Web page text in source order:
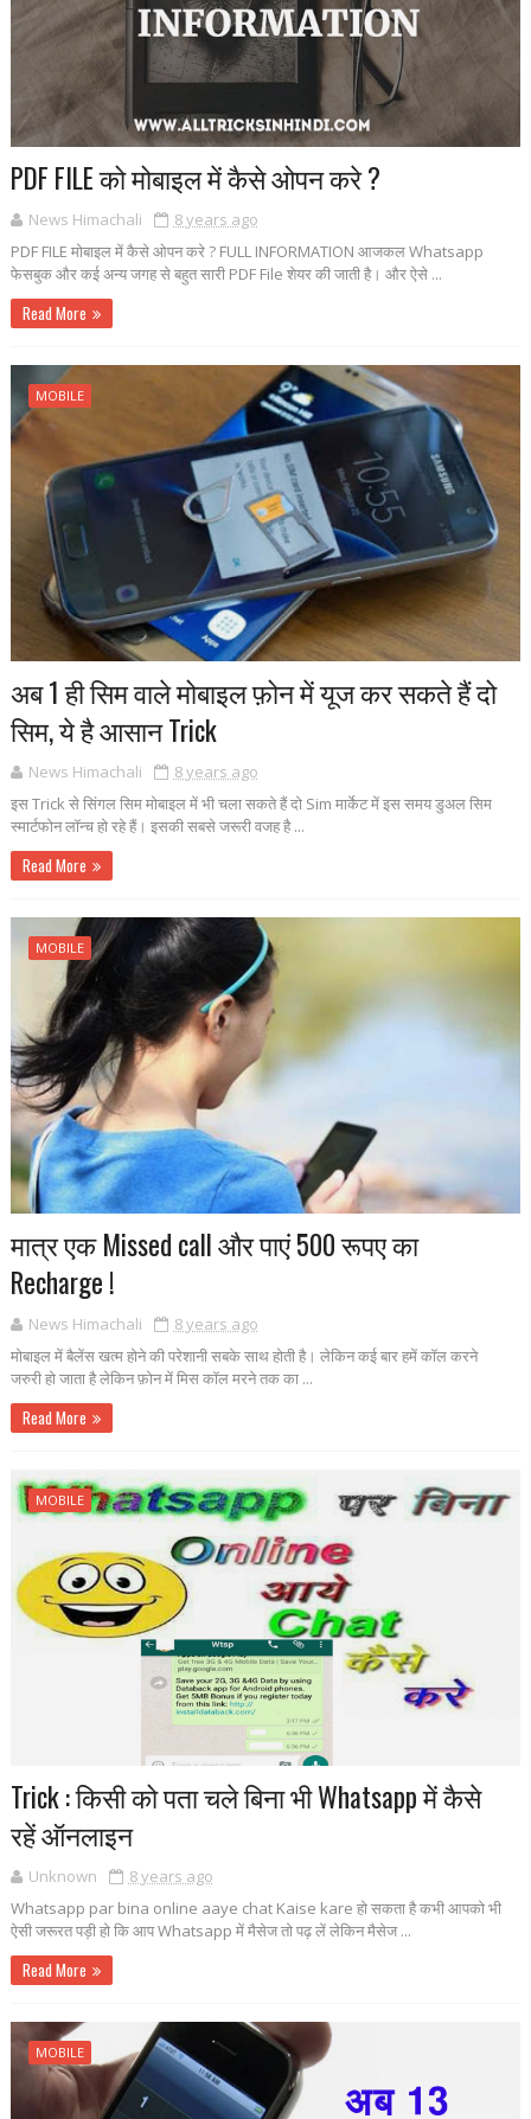
PDF FILE को मोबाइल में कैसे ओपन करे ?
News Himachali
8 years ago
PDF FILE मोबाइल में कैसे ओपन करे ? FULL INFORMATION आजकल Whatsapp
फेसबुक और कई अन्य जगह से बहुत सारी PDF File शेयर की जाती है। और ऐसे ...
Read More
MOBILE
अब 1 ही सिम वाले मोबाइल फ़ोन में यूज कर सकते हैं दो
सिम, ये है आसान Trick
News Himachali
8 years ago
इस Trick से सिंगल सिम मोबाइल में भी चला सकते हैं दो Sim मार्केट में इस समय डुअल सिम
स्मार्टफोन लॉन्च हो रहे हैं। इसकी सबसे जरूरी वजह है ...
Read More
MOBILE
मात्र एक Missed call और पाएं 500 रूपए का
Recharge !
News Himachali
8 years ago
मोबाइल में बैलेंस खत्म होने की परेशानी सबके साथ होती है। लेकिन कई बार हमें कॉल करने
जरुरी हो जाता है लेकिन फ़ोन में मिस कॉल मरने तक का ...
Read More
MOBILE
Trick : किसी को पता चले बिना भी Whatsapp में कैसे
रहें ऑनलाइन
Unknown
8 years ago
Whatsapp par bina online aaye chat Kaise kare हो सकता है कभी आपको भी
ऐसी जरूरत पड़ी हो कि आप Whatsapp में मैसेज तो पढ़ लें लेकिन मैसेज ...
Read More
MOBILE